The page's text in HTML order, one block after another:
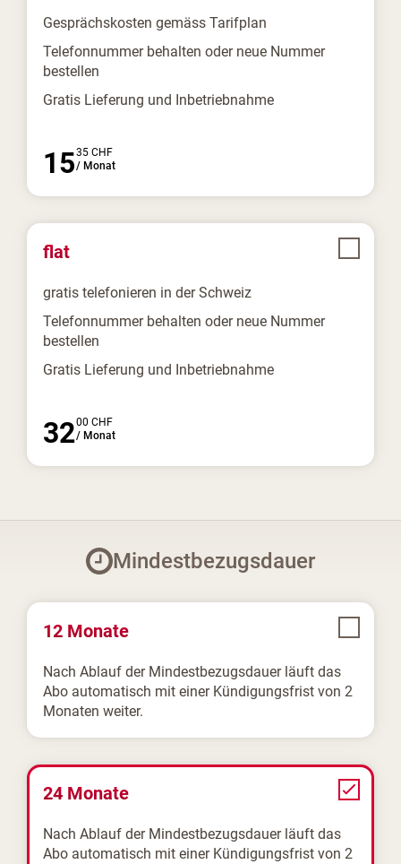
Gesprächskosten gemäss Tarifplan
Telefonnummer behalten oder neue Nummer
bestellen
Gratis Lieferung und Inbetriebnahme
1535 CHF
/ Monat
flat
gratis telefonieren in der Schweiz
Telefonnummer behalten oder neue Nummer
bestellen
Gratis Lieferung und Inbetriebnahme
3200 CHF
/ Monat
Mindestbezugsdauer
12 Monate
Nach Ablauf der Mindestbezugsdauer läuft das
Abo automatisch mit einer Kündigungsfrist von 2
Monaten weiter.
24 Monate
Nach Ablauf der Mindestbezugsdauer läuft das
Abo automatisch mit einer Kündigungsfrist von 2